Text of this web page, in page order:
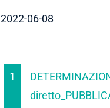
2022-06-08
1